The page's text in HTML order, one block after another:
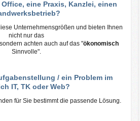
Office, eine Praxis, Kanzlei, einen
Unternehmensgrößen und bieten Ihnen
nicht nur das
achten auch auf das "ökonomisch
Sinnvolle".
/ ein Problem im
IT, TK oder Web?
für Sie bestimmt die passende Lösung.